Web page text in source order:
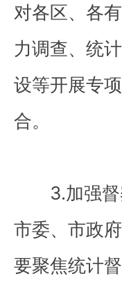
对各区、各
力调查、统
设等开展专
合。
3.加强督
市委、市政
要聚焦统计